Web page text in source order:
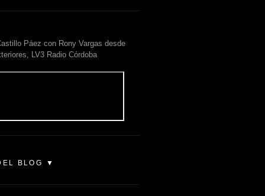
Páez con Rony Vargas desde
LV3 Radio Córdoba
BLOG ▼